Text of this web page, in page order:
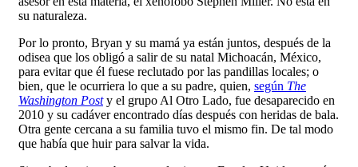
su naturaleza.
Por lo pronto, Bryan y su mamá ya están juntos, después de la
odisea que los obligó a salir de su natal Michoacán, México,
para evitar que él fuese reclutado por las pandillas locales; o
bien, que le ocurriera lo que a su padre, quien, según The
Washington Posty el grupo Al Otro Lado, fue desaparecido en
2010 y su cadáver encontrado días después con heridas de bala.
Otra gente cercana a su familia tuvo el mismo fin. De tal modo
que había que huir para salvar la vida.